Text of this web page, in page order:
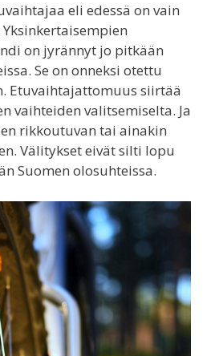
eli edessä on vain
on jyrännyt jo pitkään
Se on onneksi otettu
Etuvaihtajattomuus siirtää
vaihteiden valitsemiselta. Ja
rikkoutuvan tai ainakin
Välitykset eivät silti lopu
Suomen olosuhteissa.